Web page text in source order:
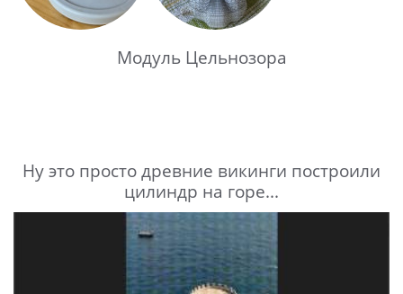
Модуль Цельнозора
Ну это просто древние викинги построили
цилиндр на горе...